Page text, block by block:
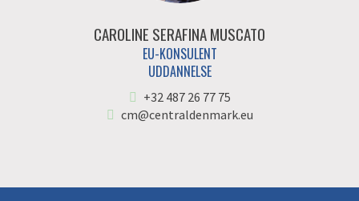
CAROLINE SERAFINA MUSCATO
EU-KONSULENT
UDDANNELSE
+32 487 26 77 75
cm@centraldenmark.eu